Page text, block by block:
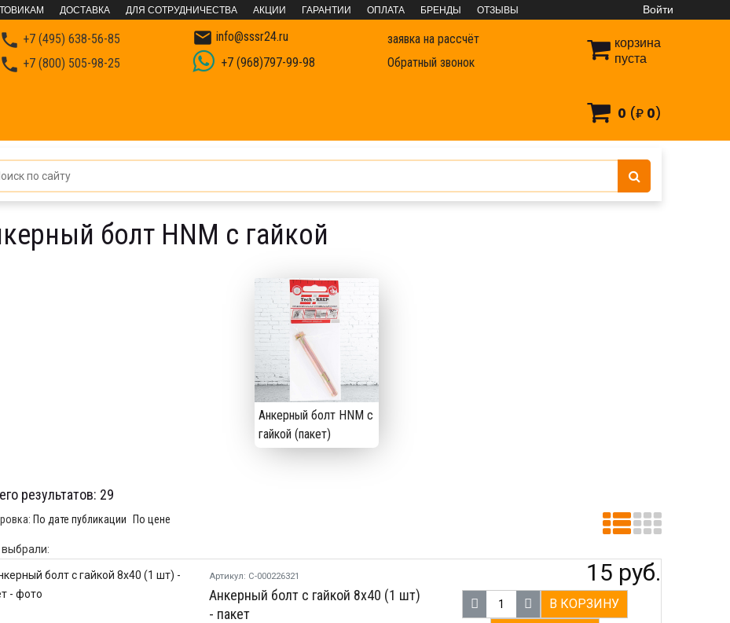
ДОСТАВКА ДЛЯ СОТРУДНИЧЕСТВА АКЦИИ ГАРАНТИИ ОПЛАТА БРЕНДЫ ОТЗЫВЫ Войти
корзина
пуста
0 (₽ 0)
 +7 (495) 638-56-85
 +7 (800) 505-98-25
 info@sssr24.ru
+7 (968)797-99-98
заявка на рассчёт
Обратный звонок
болт HNM с гайкой
Анкерный болт HNM с
гайкой (пакет)
результатов: 29
По дате публикации По цене
Артикул: С-000226321
Анкерный болт с гайкой 8х40 (1 шт)
- пакет
15 руб.
В КОРЗИНУ